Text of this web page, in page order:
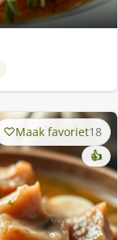
Maak favoriet18
👍